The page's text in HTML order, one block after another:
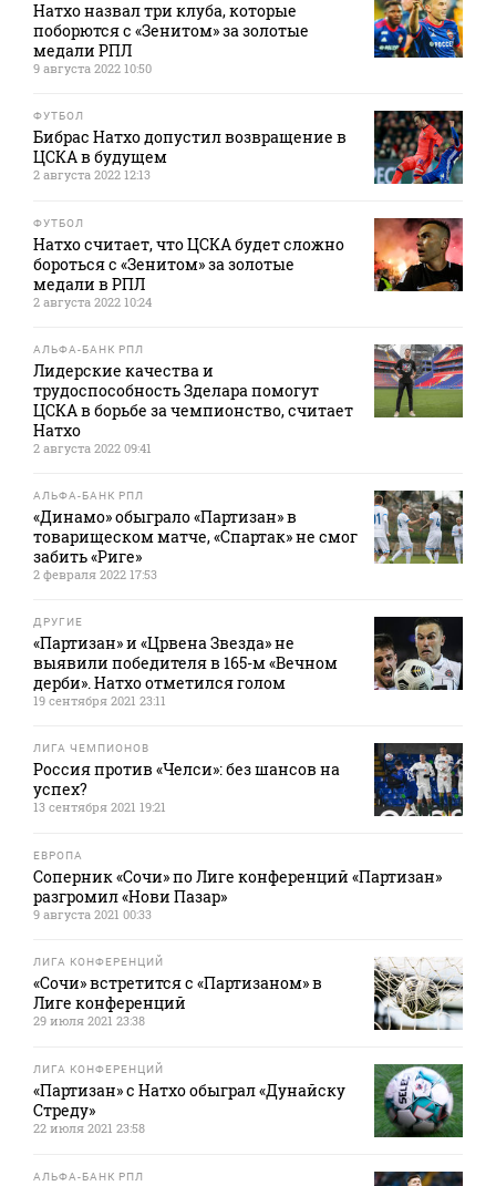
Натхо назвал три клуба, которые
поборются с «Зенитом» за золотые
медали РПЛ
9 августа 2022 10:50
ФУТБОЛ
Бибрас Натхо допустил возвращение в
ЦСКА в будущем
2 августа 2022 12:13
ФУТБОЛ
Натхо считает, что ЦСКА будет сложно
бороться с «Зенитом» за золотые
медали в РПЛ
2 августа 2022 10:24
АЛЬФА-БАНК РПЛ
Лидерские качества и
трудоспособность Зделара помогут
ЦСКА в борьбе за чемпионство, считает
Натхо
2 августа 2022 09:41
АЛЬФА-БАНК РПЛ
«Динамо» обыграло «Партизан» в
товарищеском матче, «Спартак» не смог
забить «Риге»
2 февраля 2022 17:53
ДРУГИЕ
«Партизан» и «Црвена Звезда» не
выявили победителя в 165-м «Вечном
дерби». Натхо отметился голом
19 сентября 2021 23:11
ЛИГА ЧЕМПИОНОВ
Россия против «Челси»: без шансов на
успех?
13 сентября 2021 19:21
ЕВРОПА
Соперник «Сочи» по Лиге конференций «Партизан»
разгромил «Нови Пазар»
9 августа 2021 00:33
ЛИГА КОНФЕРЕНЦИЙ
«Сочи» встретится с «Партизаном» в
Лиге конференций
29 июля 2021 23:38
ЛИГА КОНФЕРЕНЦИЙ
«Партизан» с Натхо обыграл «Дунайску
Стреду»
22 июля 2021 23:58
АЛЬФА-БАНК РПЛ